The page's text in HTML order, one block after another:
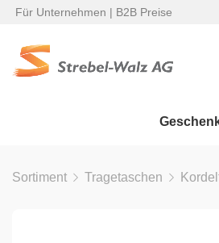
Für Unternehmen | B2B Preise
Sortiment Tragetaschen